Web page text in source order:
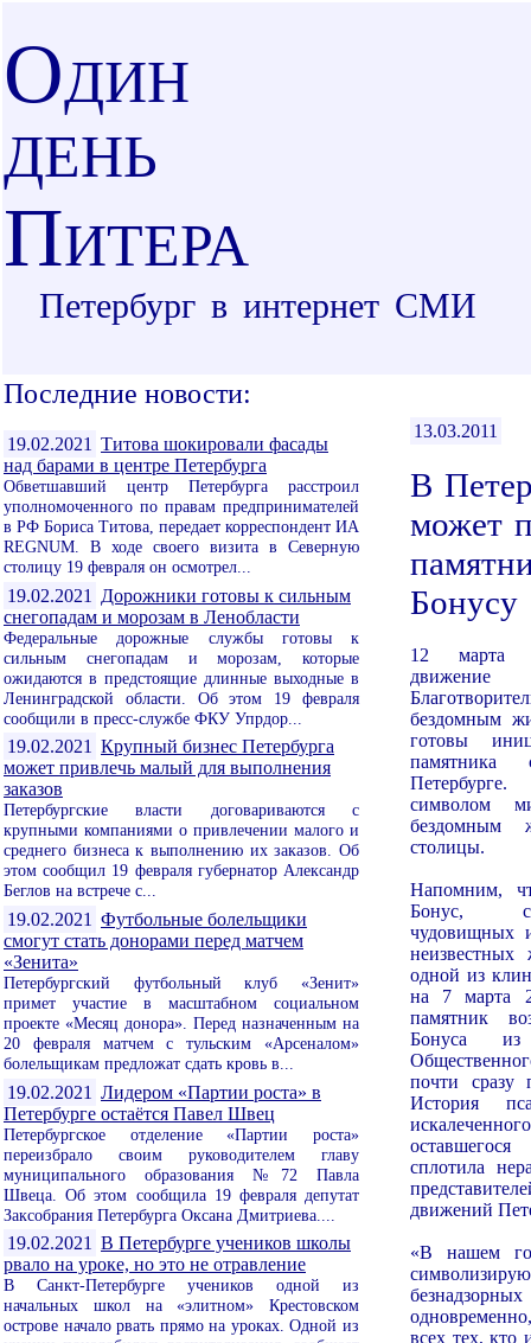
ОДИН
ДЕНЬ
ПИТЕРА
Петербург в интернет СМИ
Последние новости:
19.02.2021 Титова шокировали фасады
над барами в центре Петербурга
Обветшавший центр Петербурга расстроил
уполномоченного по правам предпринимателей
в РФ Бориса Титова, передает корреспондент ИА
REGNUM. В ходе своего визита в Северную
столицу 19 февраля он осмотрел...
19.02.2021
Дорожники готовы к сильным
снегопадам и морозам в Ленобласти
Федеральные дорожные службы готовы к
сильным снегопадам и морозам, которые
ожидаются в предстоящие длинные выходные в
Ленинградской области. Об этом 19 февраля
сообщили в пресс-службе ФКУ Упрдор...
19.02.2021 Крупный бизнес Петербурга
может привлечь малый для выполнения
заказов
Петербургские власти договариваются с
крупными компаниями о привлечении малого и
среднего бизнеса к выполнению их заказов. Об
этом сообщил 19 февраля губернатор Александр
Беглов на встрече с...
19.02.2021 Футбольные болельщики
смогут стать донорами перед матчем
«Зенита»
Петербургский футбольный клуб «Зенит»
примет участие в масштабном социальном
проекте «Месяц донора». Перед назначенным на
20 февраля матчем с тульским «Арсеналом»
болельщикам предложат сдать кровь в...
19.02.2021 Лидером «Партии роста» в
Петербурге остаётся Павел Швец
Петербургское отделение «Партии роста»
переизбрало своим руководителем главу
муниципального образования №72 Павла
Швеца. Об этом сообщила 19 февраля депутат
Заксобрания Петербурга Оксана Дмитриева....
19.02.2021 В Петербурге учеников школы
рвало на уроке, но это не отравление
В Санкт-Петербурге учеников одной из
начальных школ на «элитном» Крестовском
острове начало рвать прямо на уроках. Одной из
13.03.2011
В
может
Бонусу
12 марта
бездомным
готовы
символом
бездомным
столицы.
Напомним,
Бонус,
чудовищных
одной из
на 7 марта
памятник
Бонуса
почти сразу
История
сплотила
движений
«В нашем
всех тех, кто